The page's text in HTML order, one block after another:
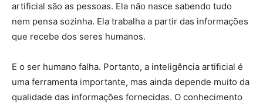
artificial são as pessoas. Ela não nasce sabendo tudo
nem pensa sozinha. Ela trabalha a partir das informações
que recebe dos seres humanos.
E o ser humano falha. Portanto, a inteligência artificial é
uma ferramenta importante, mas ainda depende muito da
qualidade das informações fornecidas. O conhecimento